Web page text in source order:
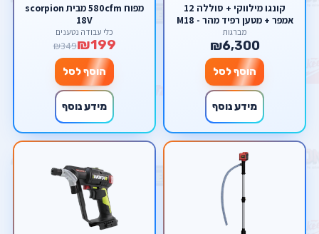
קונגו מילווקי + סוללה 12
אמפר + מטען רפיד מהר - M18
FUEL™ ONE-KEY™ 8 KG SDS-
MAX DRILLING AND
BREAKING HAMMER
מברגות
₪6,300
הוסף לסל
מידע נוסף
מפוח 580cfm מבית scorpion
18V
כלי עבודה נטענים
₪199
₪349
הוסף לסל
מידע נוסף